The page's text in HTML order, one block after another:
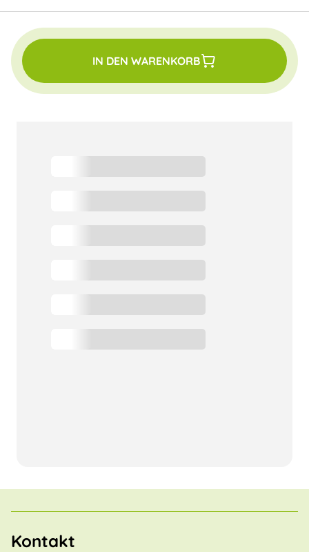
IN DEN WARENKORB
Kontakt